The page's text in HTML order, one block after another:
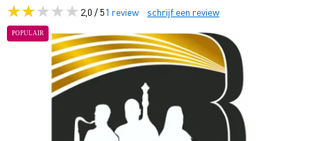
2,0 / 51 review schrijf een review
POPULAIR